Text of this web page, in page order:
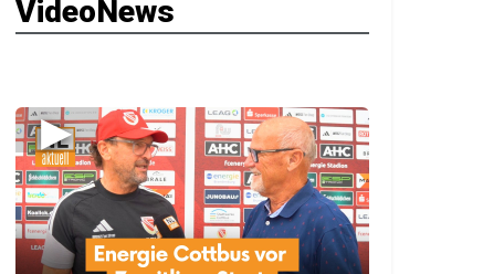
VideoNews
▶